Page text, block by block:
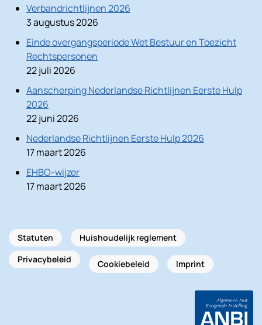
Verbandrichtlijnen 2026
3 augustus 2026
Einde overgangsperiode Wet Bestuur en Toezicht
Rechtspersonen
22 juli 2026
Aanscherping Nederlandse Richtlijnen Eerste Hulp
2026
22 juni 2026
Nederlandse Richtlijnen Eerste Hulp 2026
17 maart 2026
EHBO-wijzer
17 maart 2026
Statuten
Huishoudelijk reglement
Privacybeleid
Cookiebeleid Imprint